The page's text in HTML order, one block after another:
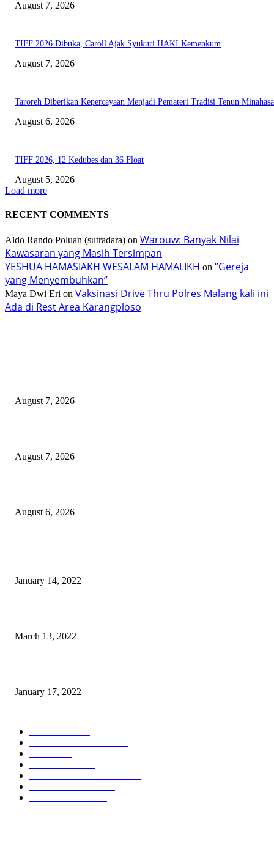
August 7, 2026
TIFF 2026 Dibuka, Caroll Ajak Syukuri HAKI Kemenkum
August 7, 2026
Taroreh Diberikan Kepercayaan Menjadi Pemateri Tradisi Tenun Minahasa
August 6, 2026
TIFF 2026, 12 Kedubes dan 36 Float
August 5, 2026
Load more
RECENT COMMENTS
Aldo Rando Poluan (sutradara) on Warouw: Banyak Nilai
Kawasaran yang Masih Tersimpan
YESHUA HAMASIAKH WESALAM HAMALIKH on “Gereja
yang Menyembuhkan”
Maya Dwi Eri on Vaksinasi Drive Thru Polres Malang kali ini
Ada di Rest Area Karangploso
August 7, 2026
August 7, 2026
August 6, 2026
January 14, 2022
March 13, 2022
January 17, 2022